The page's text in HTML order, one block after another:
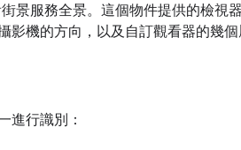
景服務全景。這個物件提供的檢視
機的方向，以及自訂觀看器的幾個
進行識別：